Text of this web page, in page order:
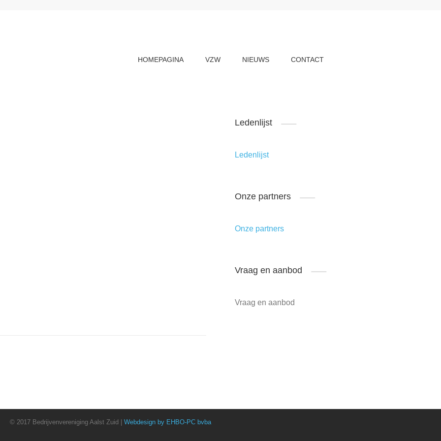
HOMEPAGINA VZW NIEUWS CONTACT
Ledenlijst
Ledenlijst
Onze partners
Onze partners
Vraag en aanbod
Vraag en aanbod
© 2017 Bedrijvenvereniging Aalst Zuid | Webdesign by EHBO-PC bvba